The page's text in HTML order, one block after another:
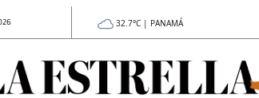
32.7°C | PANAMÁ